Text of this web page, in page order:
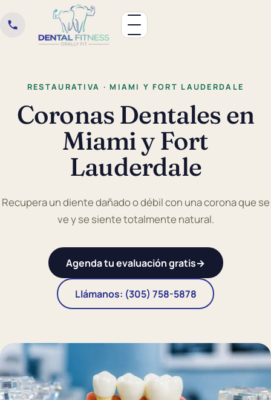
RESTAURATIVA · MIAMI Y FORT LAUDERDALE
Coronas Dentales en
Miami y Fort
Lauderdale
Recupera un diente dañado o débil con una corona que se
ve y se siente totalmente natural.
Agenda tu evaluación gratis→
Llámanos: (305) 758-5878